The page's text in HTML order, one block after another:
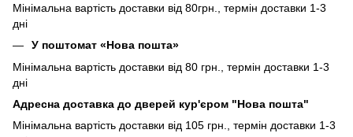
Мінімальна вартість доставки від 80грн., термін доставки 1-3
дні
У поштомат «Нова пошта»
Мінімальна вартість доставки від 80 грн., термін доставки 1-3
дні
Адресна доставка до дверей кур'єром "Нова пошта"
Мінімальна вартість доставки від 105 грн., термін доставки 1-3